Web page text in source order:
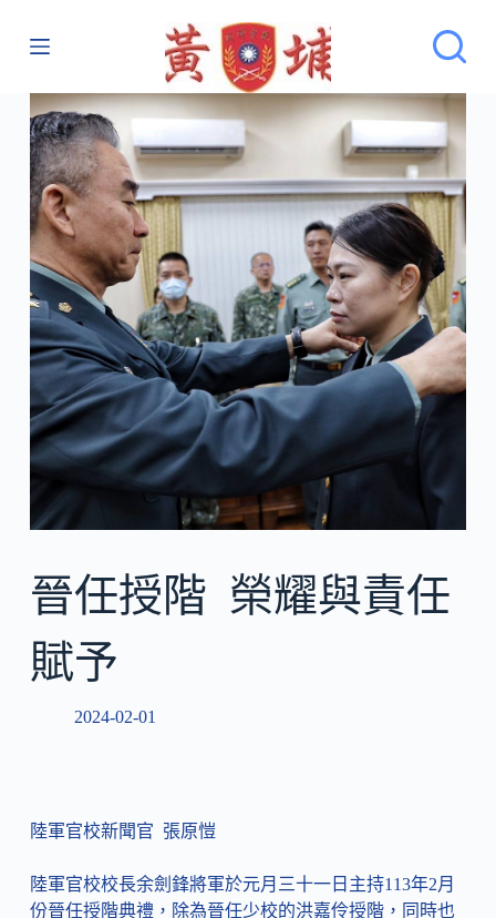
至
要
內
容
晉任授階 榮耀與責任
賦予
2024-02-01
陸軍官校新聞官 張原愷
陸軍官校校長余劍鋒將軍於元月三十一日主持113年2月
份晉任授階典禮，除為晉任少校的洪嘉伶授階，同時也